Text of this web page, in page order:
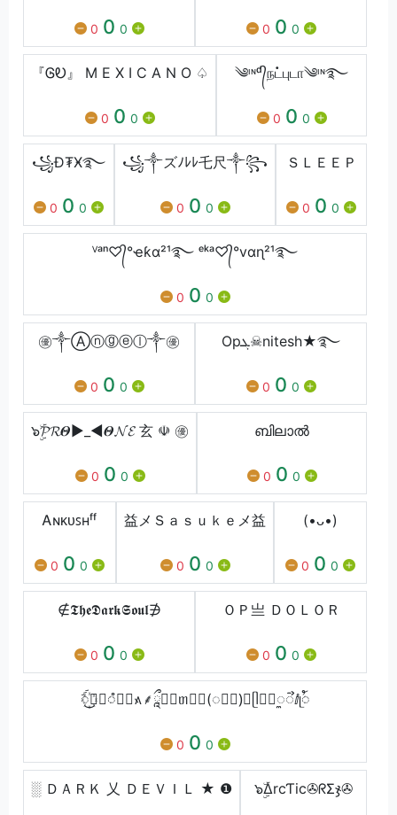
0 0 0 0 0 0
『ᎶᎧ』 M E X I C A N O ♤
0 0 0
༄ᶦᶰᵈ᭄நட்புடா༄ᶦᶰ࿐
0 0 0
꧁Đ₮Ӿ࿐
0 0 0
꧁༒ズﾉﾚﾚ乇尺༒꧂
0 0 0
ＳＬＥＥＰ
0 0 0
ⱽᵃⁿ♡᭄°ҽƙα²¹࿐ ᵉᵏᵃ♡᭄°vαɳ²¹࿐
0 0 0
㊝༒Ⓐⓝⓖⓔⓛ༒㊝
0 0 0
Opܓ☠︎nitesh★࿐
0 0 0
๖ۣۜ𝓟𝓡𝜣►_◄𝜣𝓝𝓔 玄 ☫ ㊝
0 0 0
ബിലാൽ
0 0 0
Ꭺɴᴋᴜꜱʜㅤᶠᶠ
0 0 0
益メＳａｓｕｋｅメ益
0 0 0
(•ᴗ•)
0 0 0
∉𝕿𝖍𝖊𝕯𝖆𝖗𝖐𝕾𝖔𝖚𝖑∌
0 0 0
ＯＰㅤ亗 ＤＯＬＯＲ
0 0 0
ꪾ꙰͜➼⃚ꠋ᳗ꪳ᭶⸙ཱྀ᭭⃢ᥖꫬ᳑(◌ꤨ᳕)⃔ᥫꫝ〫ꯨᯭⅈᥨꪳ
0 0 0
░ ＤＡＲＫ 乂 ＤＥＶＩＬ ★ ❶ ๖ۣۜΔrcƬic✇ᖇΣჯ✇